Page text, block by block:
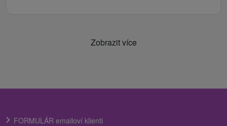
Zobrazit více
FORMULÁR emailoví klienti